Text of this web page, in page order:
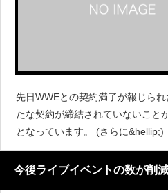
先日WWEとの契約満了が報じら
たな契約が締結されていないこと
となっています。 (さらに&hellip;)
今後ライブイベントの数が削